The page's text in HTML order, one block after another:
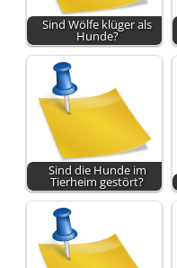
Sind Wölfe klüger als
Hunde?
Sind die Hunde im
Tierheim gestört?